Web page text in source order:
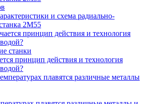
и схема радиально-
2М55
станки
принцип действия и технология